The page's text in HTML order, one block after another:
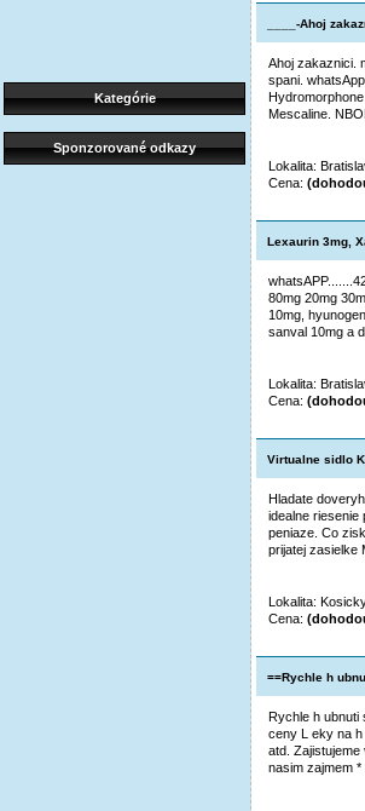
Kategórie
Sponzorované odkazy
____-Ahoj
Ahoj zakaznici.
spani.
Mescaline.
Lokalita:
Cena:
Lexaurin 3mg,
80mg 20mg
10mg,
sanval 10mg a
Lokalita:
Cena:
Virtualne sidlo
Hladate
idealne riesenie
peniaze. Co
prijatej zasielke
Lokalita:
Cena:
==Rychle h
Rychle h
ceny L eky na h
atd.
nasim zajmem